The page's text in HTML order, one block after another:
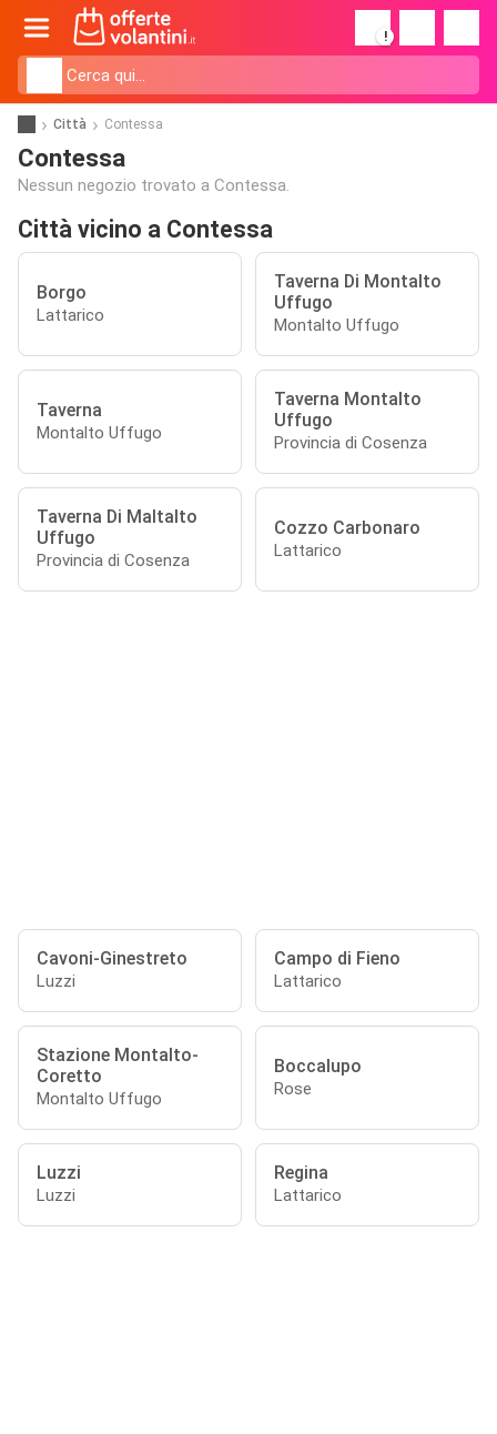
!
Città Contessa
Contessa
Nessun negozio trovato a Contessa.
Città vicino a Contessa
Borgo
Lattarico
Taverna Di Montalto
Uffugo
Montalto Uffugo
Taverna
Montalto Uffugo
Taverna Montalto
Uffugo
Provincia di Cosenza
Taverna Di Maltalto
Uffugo
Provincia di Cosenza
Cozzo Carbonaro
Lattarico
Cavoni-Ginestreto
Luzzi
Campo di Fieno
Lattarico
Stazione Montalto-
Coretto
Montalto Uffugo
Boccalupo
Rose
Luzzi
Luzzi
Regina
Lattarico